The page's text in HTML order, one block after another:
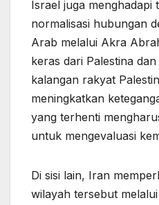
Israel juga menghadapi
normalisasi hubungan
Arab melalui Akra
keras dari Palestina
kalangan rakyat
meningkatkan
yang terhenti
untuk mengevaluasi
Di sisi lain, Iran
wilayah tersebut